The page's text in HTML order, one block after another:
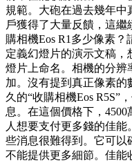
規範。大砲在過去幾年中
戶獲得了大量反饋，這繼
購相機Eos R1多少像素？
定義幻燈片的演示文稿，
燈片上命名。相機的分辨
加。沒有提到真正像素的
久的“收購相機Eos R5S”
息。在這個價格下，
人想要支付更多錢的佳
些消息很難得到。它可以
不能提供更多細節。佳能